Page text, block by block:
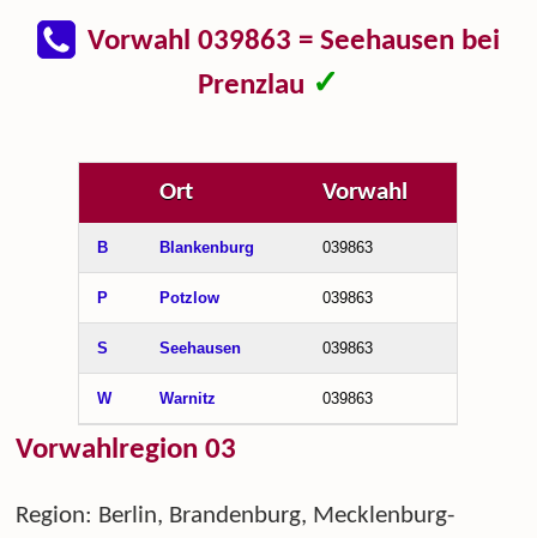
Vorwahl 039863 = Seehausen bei
Prenzlau ✓
Ort Vorwahl
B Blankenburg 039863
P Potzlow 039863
S Seehausen 039863
W Warnitz 039863
Vorwahlregion 03
Region: Berlin, Brandenburg, Mecklenburg-